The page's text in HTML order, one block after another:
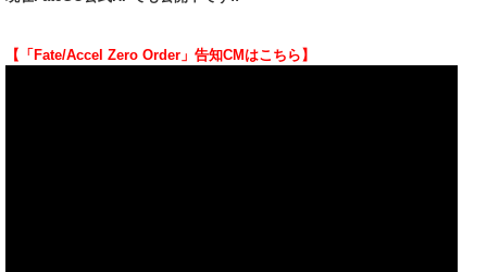
【「Fate/Accel Zero Order」告知CMはこちら】